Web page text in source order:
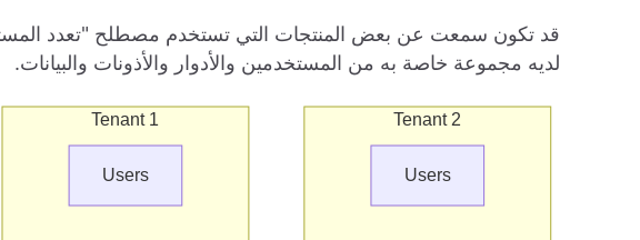
قد تكون سمعت عن بعض المنتجات التي تستخدم مصطلح "تعدد
لديه مجموعة خاصة به من المستخدمين والأدوار والأذونات والبيانات.